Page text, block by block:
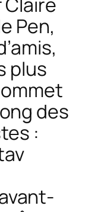
Pen,
plus
des
: